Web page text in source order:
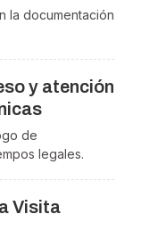
la documentación
y atención
de
legales.
Visita